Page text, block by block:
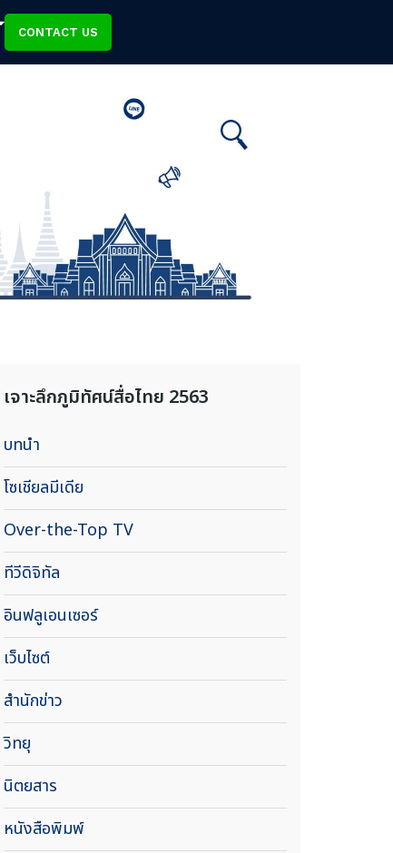
CONTACT US
เจาะลึกภูมิทัศน์สื่อไทย 2563
บทนำ
โซเชียลมีเดีย
Over-the-Top TV
ทีวีดิจิทัล
อินฟลูเอนเซอร์
เว็บไซต์
สำนักข่าว
วิทยุ
นิตยสาร
หนังสือพิมพ์